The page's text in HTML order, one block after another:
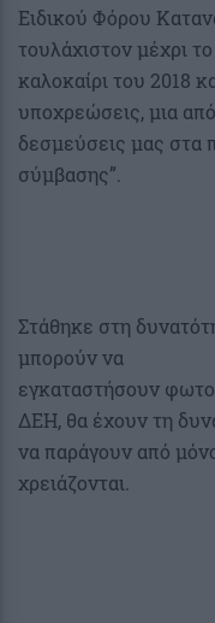
Ειδικού Φόρου
τουλάχιστον μέχρι το
καλοκαίρι του 2018
υποχρεώσεις, μια από
δεσμεύσεις μας στα
σύμβασης”.
Στάθηκε στη
μπορούν να
εγκαταστήσουν
ΔΕΗ, θα έχουν τη
να παράγουν από
χρειάζονται.